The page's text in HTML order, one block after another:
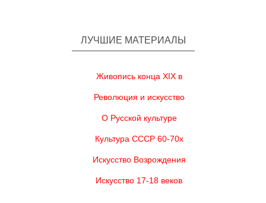
ЛУЧШИЕ МАТЕРИАЛЫ
Живопись конца XIX в
Революция и искусство
О Русской культуре
Культура СССР 60-70х
Искусство Возрождения
Искусство 17-18 веков